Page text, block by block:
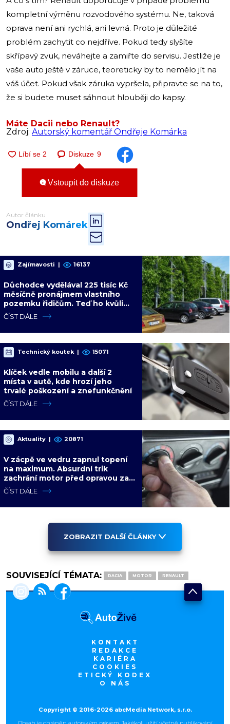
kompletní výměnu rozvodového systému. Ne, taková
oprava není ani rychlá, ani levná. Proto je důležité
problém zachytit co nejdříve. Pokud tedy slyšíte
skřípavý zvuk, neváhejte a zamiřte do servisu. Jestliže je
vaše auto ještě v záruce, teoreticky by to nemělo jít na
váš účet. Pokud však záruka vypršela, připravte se na to,
že si budete muset sáhnout hlouběji do kapsy.
Máte Dacii nebo Renault?
Zdroj: Autorský komentář Ondřeje Komárka
Diskuze 9
Vstoupit do diskuze
Autor článku
Ondřej Komárek
Zajímavosti | 16137
Důchodce vydělával 225 tisíc Kč
měsíčně pronájmem vlastního
pozemku řidičům. Teď ho kvůli
tomu čeká soud
ČÍST DÁLE
Technický koutek | 15071
Klíček vedle mobilu a další 2
místa v autě, kde hrozí jeho
trvalé poškození a znefunkčnění
ČÍST DÁLE
Aktuality | 20871
V zácpě ve vedru zapnul topení
na maximum. Absurdní trik
zachrání motor před opravou za
desítky tisíc
ČÍST DÁLE
ZOBRAZIT DALŠÍ ČLÁNKY
SOUVISEJÍCÍ TÉMATA: DACIA MOTOR RENAULT
KONTAKT
REDAKCE
KARIÉRA
COOKIES
ETICKÝ KODEX
O NÁS
Copyright © 2016-2026 abcMedia Network, s.r.o.